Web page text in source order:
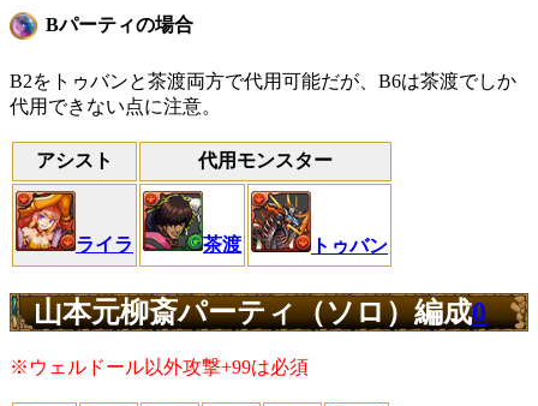
Bパーティの場合
B2をトゥバンと茶渡両方で代用可能だが、B6は茶渡でしか
代用できない点に注意。
アシスト 代用モンスター
ライラ 茶渡 トゥバン
山本元柳斎パーティ（ソロ）編成0
※ウェルドール以外攻撃+99は必須